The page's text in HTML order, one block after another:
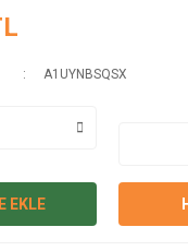
A1UYNBSQSX
EKLE